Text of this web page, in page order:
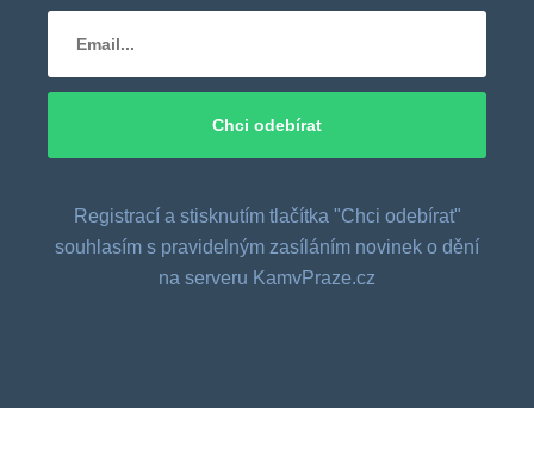
Registrací a stisknutím tlačítka "Chci odebírat"
souhlasím s pravidelným zasíláním novinek o dění
na serveru KamvPraze.cz